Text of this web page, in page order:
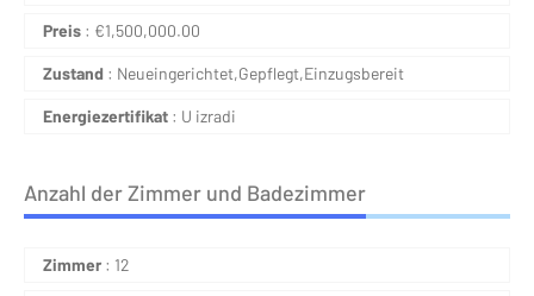
Preis : €1,500,000.00
Zustand : Neueingerichtet,Gepflegt,Einzugsbereit
Energiezertifikat : U izradi
Anzahl der Zimmer und Badezimmer
Zimmer : 12